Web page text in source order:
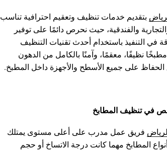
بتقديم خدمات تنظيف وتعقيم احترافية تناسب
والفندقية، حيث نحرص دائمًا على توفير
في التنفيذ باستخدام أحدث تقنيات التنظيف
نظيفًا، معقمًا، وآمنًا بالكامل من الدهون
مع الحفاظ على جميع الأسطح والأجهزة داخل المطبخ.
في تنظيف المطابخ
فريق عمل مدرب على أعلى مستوى يمتلك
المطابخ مهما كانت درجة الاتساخ أو حجم